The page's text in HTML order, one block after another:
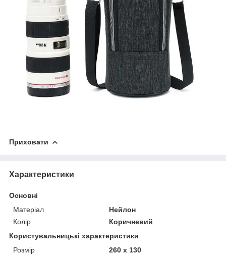
Приховати
Характеристики
Основні
Матеріал
Нейлон
Колір
Коричневий
Користувальницькі характеристики
Розмір
260 х 130